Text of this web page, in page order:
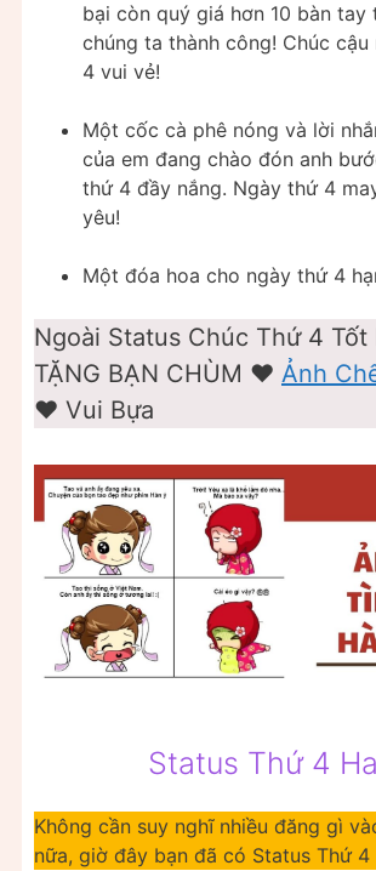
bại còn quý giá hơn 10 bàn tay
chúng ta thành công! Chúc
4 vui vẻ!
Một cốc cà phê nóng và lời
của em đang chào đón anh
thứ 4 đầy nắng. Ngày thứ 4
yêu!
Một đóa hoa cho ngày thứ 4
Ngoài Status Chúc Thứ 4 Tốt
TẶNG BẠN CHÙM ❤️ Ảnh
❤️ Vui Bựa
Status Thứ 4
Không cần suy nghĩ nhiều đăng gì
nữa, giờ đây bạn đã có Status Thứ 4